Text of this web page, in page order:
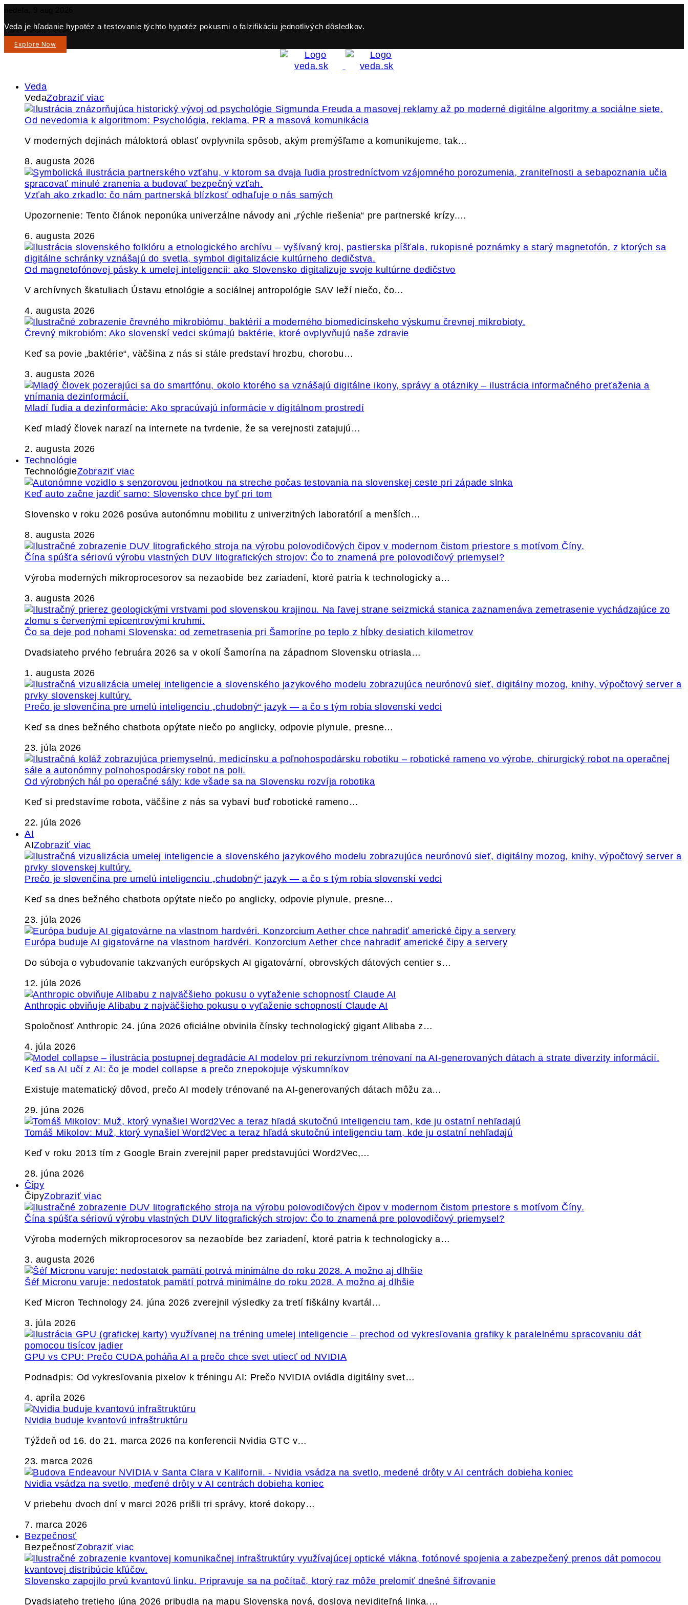
Veda je hľadanie hypotéz a testovanie týchto hypotéz pokusmi o falzifikáciu jednotlivých dôsledkov.
Explore Now
Veda
VedaZobraziť viac
Od nevedomia k algoritmom: Psychológia, reklama, PR a masová komunikácia
V moderných dejinách máloktorá oblasť ovplyvnila spôsob, akým premýšľame a komunikujeme, tak…
8. augusta 2026
Vzťah ako zrkadlo: čo nám partnerská blízkosť odhaľuje o nás samých
Upozornenie: Tento článok neponúka univerzálne návody ani „rýchle riešenia“ pre partnerské krízy.…
6. augusta 2026
Od magnetofónovej pásky k umelej inteligencii: ako Slovensko digitalizuje svoje kultúrne dedičstvo
V archívnych škatuliach Ústavu etnológie a sociálnej antropológie SAV leží niečo, čo…
4. augusta 2026
Črevný mikrobióm: Ako slovenskí vedci skúmajú baktérie, ktoré ovplyvňujú naše zdravie
Keď sa povie „baktérie“, väčšina z nás si stále predstaví hrozbu, chorobu…
3. augusta 2026
Mladí ľudia a dezinformácie: Ako spracúvajú informácie v digitálnom prostredí
Keď mladý človek narazí na internete na tvrdenie, že sa verejnosti zatajujú…
2. augusta 2026
Technológie
TechnológieZobraziť viac
Keď auto začne jazdiť samo: Slovensko chce byť pri tom
Slovensko v roku 2026 posúva autonómnu mobilitu z univerzitných laboratórií a menších…
8. augusta 2026
Čína spúšťa sériovú výrobu vlastných DUV litografických strojov: Čo to znamená pre polovodičový priemysel?
Výroba moderných mikroprocesorov sa nezaobíde bez zariadení, ktoré patria k technologicky a…
3. augusta 2026
Čo sa deje pod nohami Slovenska: od zemetrasenia pri Šamoríne po teplo z hĺbky desiatich kilometrov
Dvadsiateho prvého februára 2026 sa v okolí Šamorína na západnom Slovensku otriasla…
1. augusta 2026
Prečo je slovenčina pre umelú inteligenciu „chudobný“ jazyk — a čo s tým robia slovenskí vedci
Keď sa dnes bežného chatbota opýtate niečo po anglicky, odpovie plynule, presne…
23. júla 2026
Od výrobných hál po operačné sály: kde všade sa na Slovensku rozvíja robotika
Keď si predstavíme robota, väčšine z nás sa vybaví buď robotické rameno…
22. júla 2026
AI
AIZobraziť viac
Prečo je slovenčina pre umelú inteligenciu „chudobný“ jazyk — a čo s tým robia slovenskí vedci
Keď sa dnes bežného chatbota opýtate niečo po anglicky, odpovie plynule, presne…
23. júla 2026
Európa buduje AI gigatovárne na vlastnom hardvéri. Konzorcium Aether chce nahradiť americké čipy a servery
Do súboja o vybudovanie takzvaných európskych AI gigatovární, obrovských dátových centier s…
12. júla 2026
Anthropic obviňuje Alibabu z najväčšieho pokusu o vyťaženie schopností Claude AI
Spoločnosť Anthropic 24. júna 2026 oficiálne obvinila čínsky technologický gigant Alibaba z…
4. júla 2026
Keď sa AI učí z AI: čo je model collapse a prečo znepokojuje výskumníkov
Existuje matematický dôvod, prečo AI modely trénované na AI-generovaných dátach môžu za…
29. júna 2026
Tomáš Mikolov: Muž, ktorý vynašiel Word2Vec a teraz hľadá skutočnú inteligenciu tam, kde ju ostatní nehľadajú
Keď v roku 2013 tím z Google Brain zverejnil paper predstavujúci Word2Vec,…
28. júna 2026
Čipy
ČipyZobraziť viac
Čína spúšťa sériovú výrobu vlastných DUV litografických strojov: Čo to znamená pre polovodičový priemysel?
Výroba moderných mikroprocesorov sa nezaobíde bez zariadení, ktoré patria k technologicky a…
3. augusta 2026
Šéf Micronu varuje: nedostatok pamätí potrvá minimálne do roku 2028. A možno aj dlhšie
Keď Micron Technology 24. júna 2026 zverejnil výsledky za tretí fiškálny kvartál…
3. júla 2026
GPU vs CPU: Prečo CUDA poháňa AI a prečo chce svet utiecť od NVIDIA
Podnadpis: Od vykresľovania pixelov k tréningu AI: Prečo NVIDIA ovládla digitálny svet…
4. apríla 2026
Nvidia buduje kvantovú infraštruktúru
Týždeň od 16. do 21. marca 2026 na konferencii Nvidia GTC v…
23. marca 2026
Nvidia vsádza na svetlo, meďené drôty v AI centrách dobieha koniec
V priebehu dvoch dní v marci 2026 prišli tri správy, ktoré dokopy…
7. marca 2026
Bezpečnosť
BezpečnosťZobraziť viac
Slovensko zapojilo prvú kvantovú linku. Pripravuje sa na počítač, ktorý raz môže prelomiť dnešné šifrovanie
Dvadsiateho tretieho júna 2026 pribudla na mapu Slovenska nová, doslova neviditeľná linka.…